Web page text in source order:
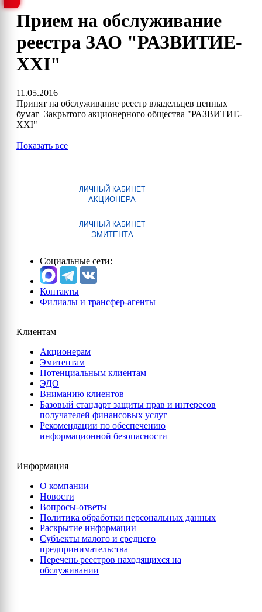
Прием на обслуживание
реестра ЗАО "РАЗВИТИЕ-
XXI"
11.05.2016
Принят на обслуживание реестр владельцев ценных
бумаг Закрытого акционерного общества "РАЗВИТИЕ-
XXI"
Показать все
ЛИЧНЫЙ КАБИНЕТ
АКЦИОНЕРА
ЛИЧНЫЙ КАБИНЕТ
ЭМИТЕНТА
Социальные сети:
Контакты
Филиалы и трансфер-агенты
Клиентам
Акционерам
Эмитентам
Потенциальным клиентам
ЭДО
Вниманию клиентов
Базовый стандарт защиты прав и интересов
получателей финансовых услуг
Рекомендации по обеспечению
информационной безопасности
Информация
О компании
Новости
Вопросы-ответы
Политика обработки персональных данных
Раскрытие информации
Субъекты малого и среднего
предпринимательства
Перечень реестров находящихся на
обслуживании